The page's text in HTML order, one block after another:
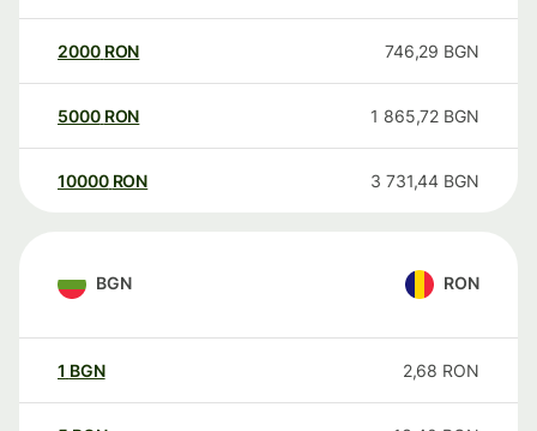
2000 RON 746,29 BGN
5000 RON 1 865,72 BGN
10000 RON 3 731,44 BGN
BGN RON
1 BGN 2,68 RON